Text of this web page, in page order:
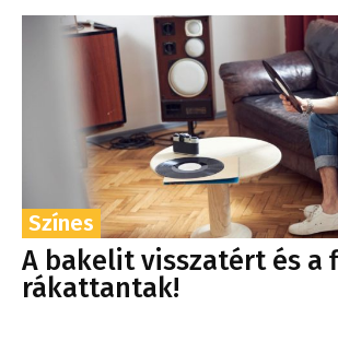
Színes
A bakelit visszatért és a
rákattantak!